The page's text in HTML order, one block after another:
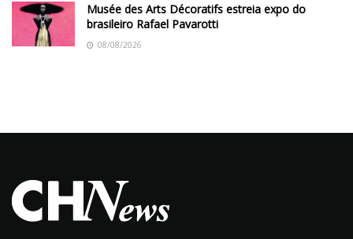
Musée des Arts Décoratifs estreia expo do
brasileiro Rafael Pavarotti
08/08/2026